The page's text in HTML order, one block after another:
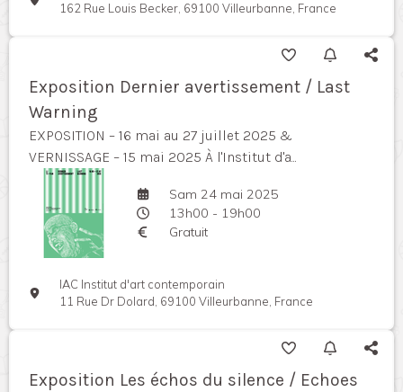
162 Rue Louis Becker, 69100 Villeurbanne, France
Exposition Dernier avertissement / Last
Warning
EXPOSITION – 16 mai au 27 juillet 2025 &
VERNISSAGE – 15 mai 2025 À l'Institut d'a...
Sam 24 mai 2025
13h00 - 19h00
Gratuit
IAC Institut d'art contemporain
11 Rue Dr Dolard, 69100 Villeurbanne, France
Exposition Les échos du silence / Echoes